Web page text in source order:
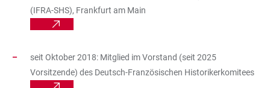
(IFRA-SHS), Frankfurt am Main
seit Oktober 2018: Mitglied im Vorstand (seit 2025
Vorsitzende) des Deutsch-Französischen Historikerkomitees